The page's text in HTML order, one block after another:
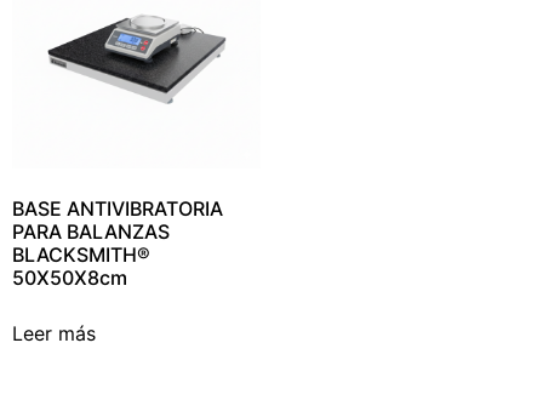
BASE ANTIVIBRATORIA
PARA BALANZAS
BLACKSMITH®
50X50X8cm
Leer más